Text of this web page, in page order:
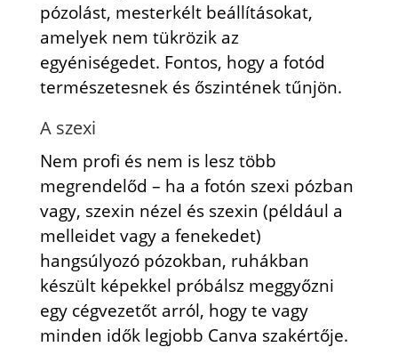
pózolást, mesterkélt beállításokat,
amelyek nem tükrözik az
egyéniségedet. Fontos, hogy a fotód
természetesnek és őszintének tűnjön.
A szexi
Nem profi és nem is lesz több
megrendelőd – ha a fotón szexi pózban
vagy, szexin nézel és szexin (például a
melleidet vagy a fenekedet)
hangsúlyozó pózokban, ruhákban
készült képekkel próbálsz meggyőzni
egy cégvezetőt arról, hogy te vagy
minden idők legjobb Canva szakértője.